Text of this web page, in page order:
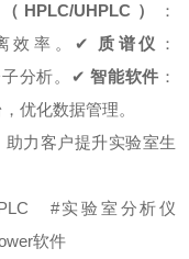
HPLC/UHPLC）
：
效率。 ✔ 质谱仪
：
分析。 ✔智能软件 ：
优化数据管理。
助力客户提升实验室生
#实验室分析仪
软件